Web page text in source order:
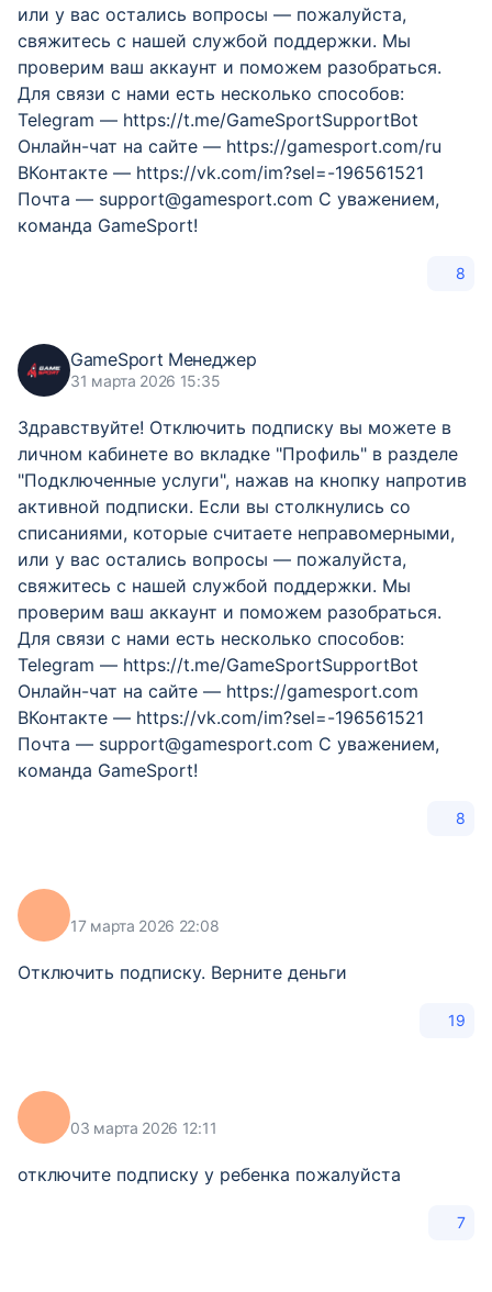
или у вас остались вопросы — пожалуйста,
свяжитесь с нашей службой поддержки. Мы
проверим ваш аккаунт и поможем разобраться.
Для связи с нами есть несколько способов:
Telegram — https://t.me/GameSportSupportBot
Онлайн-чат на сайте — https://gamesport.com/ru
ВКонтакте — https://vk.com/im?sel=-196561521
Почта — support@gamesport.com С уважением,
команда GameSport!
8
GameSport Менеджер
31 марта 2026 15:35
Здравствуйте! Отключить подписку вы можете в
личном кабинете во вкладке "Профиль" в разделе
"Подключенные услуги", нажав на кнопку напротив
активной подписки. Если вы столкнулись со
списаниями, которые считаете неправомерными,
или у вас остались вопросы — пожалуйста,
свяжитесь с нашей службой поддержки. Мы
проверим ваш аккаунт и поможем разобраться.
Для связи с нами есть несколько способов:
Telegram — https://t.me/GameSportSupportBot
Онлайн-чат на сайте — https://gamesport.com
ВКонтакте — https://vk.com/im?sel=-196561521
Почта — support@gamesport.com С уважением,
команда GameSport!
8
17 марта 2026 22:08
Отключить подписку. Верните деньги
19
03 марта 2026 12:11
отключите подписку у ребенка пожалуйста
7